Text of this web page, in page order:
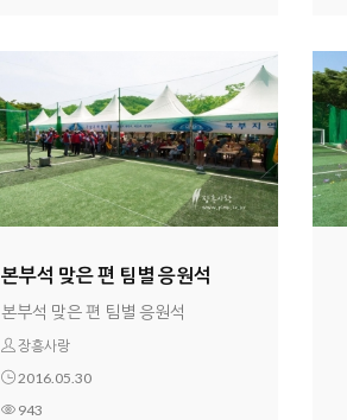
본부석 맞은 편 팀별 응원석
본부석 맞은 편 팀별 응원석
장흥사랑
2016.05.30
943